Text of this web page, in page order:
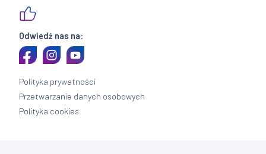
Odwiedź nas na:
Polityka prywatności
Przetwarzanie danych osobowych
Polityka cookies